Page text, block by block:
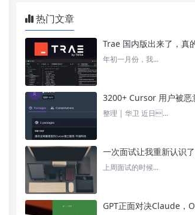
热门文章
年初一月份，我...
整理 | 华卫 近日...
上周面试的时候...